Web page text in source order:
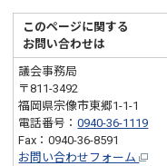
このページに関する
お問い合わせは
議会事務局
〒811-3492
福岡県宗像市東郷1-1-1
電話番号：0940-36-1119
Fax：0940-36-8591
お問い合わせフォーム